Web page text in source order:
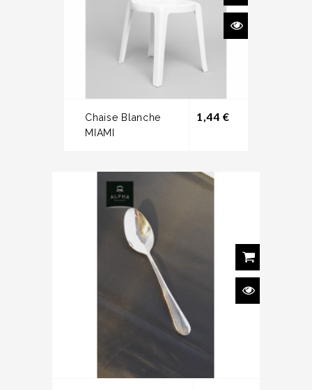
Chaise Blanche
MIAMI
1,44 €Prix